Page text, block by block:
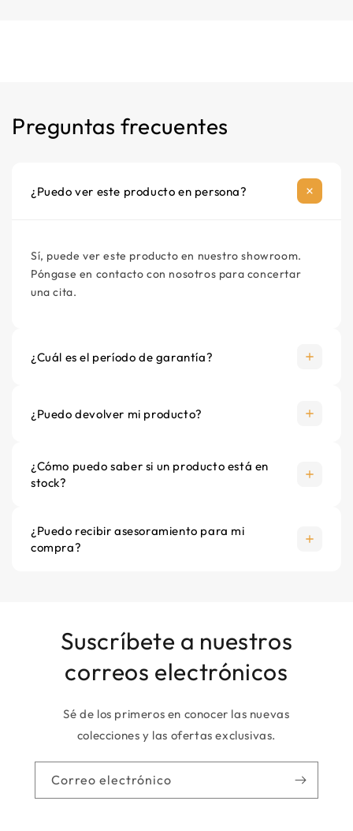
Preguntas frecuentes
¿Puedo ver este producto en persona?
Sí, puede ver este producto en nuestro showroom.
Póngase en contacto con nosotros para concertar
una cita.
¿Cuál es el período de garantía?
¿Puedo devolver mi producto?
¿Cómo puedo saber si un producto está en
stock?
¿Puedo recibir asesoramiento para mi
compra?
Suscríbete a nuestros
correos electrónicos
Sé de los primeros en conocer las nuevas
colecciones y las ofertas exclusivas.
Correo electrónico